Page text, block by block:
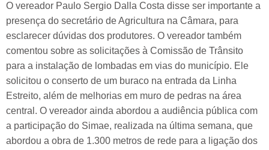
O vereador Paulo Sergio Dalla Costa disse ser importante a
presença do secretário de Agricultura na Câmara, para
esclarecer dúvidas dos produtores. O vereador também
comentou sobre as solicitações à Comissão de Trânsito
para a instalação de lombadas em vias do município. Ele
solicitou o conserto de um buraco na entrada da Linha
Estreito, além de melhorias em muro de pedras na área
central. O vereador ainda abordou a audiência pública com
a participação do Simae, realizada na última semana, que
abordou a obra de 1.300 metros de rede para a ligação dos